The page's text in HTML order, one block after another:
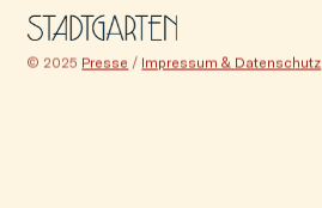
© 2025 Presse / Impressum & Datenschutz